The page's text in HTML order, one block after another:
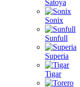
Satoya
Sonix
Sunfull
Superia
Tigar